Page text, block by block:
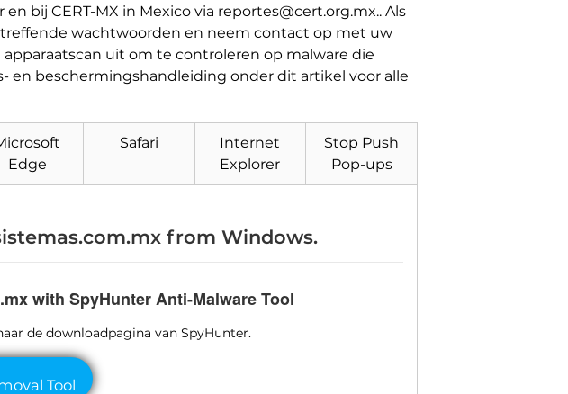
bij CERT-MX in Mexico via reportes@cert.org.mx.. Als
wachtwoorden en neem contact op met uw
uit om te controleren op malware die
en beschermingshandleiding onder dit artikel voor alle
Edge
Safari
Internet
Explorer
Stop Push
Pop-ups
from Windows.
with SpyHunter Anti-Malware Tool
de downloadpagina van SpyHunter.